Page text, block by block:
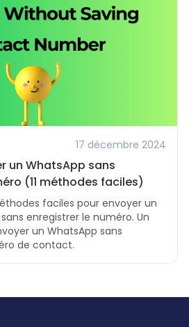
17 décembre 2024
un WhatsApp sans
(11 méthodes faciles)
faciles pour envoyer un
enregistrer le numéro. Un
un WhatsApp sans
de contact.